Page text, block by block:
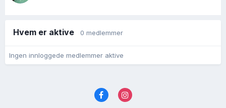
Hvem er aktive 0 medlemmer
Ingen innloggede medlemmer aktive